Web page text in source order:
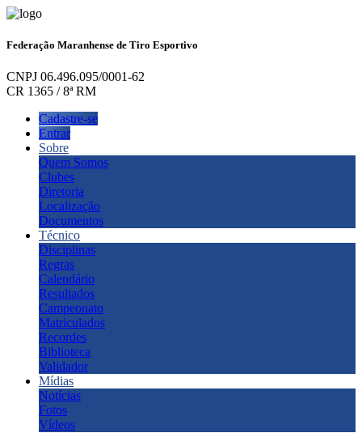
Federação Maranhense de Tiro Esportivo
CNPJ 06.496.095/0001-62
CR 1365 / 8ª RM
Cadastre-se
Entrar
Sobre
Quem Somos
Clubes
Diretoria
Localização
Documentos
Técnico
Disciplinas
Regras
Calendário
Resultados
Campeonato
Matriculados
Recordes
Biblioteca
Validador
Mídias
Notícias
Fotos
Vídeos